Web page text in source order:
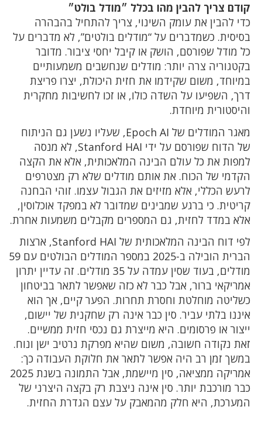
קודם צריך להבין מהו בכלל ״מודל בולט״
כדי להבין את עומק השינוי, צריך להתחיל בהבהרה
בסיסית. כשמדברים על “מודלים בולטים”, לא מדברים על
כל מודל שפורסם, הושק או קיבל יחסי ציבור. מדובר
בקטגוריה צרה יותר: מודלים שנחשבים משמעותיים
במיוחד, משום שקידמו את חזית היכולת, יצרו פריצת
דרך, השפיעו על השדה כולו, או זכו לחשיבות מחקרית
והיסטורית מיוחדת.
מאגר המודלים של Epoch AI, שעליו נשען גם הניתוח
של הדוח שפורסם על ידי Stanford HAI, לא מנסה
למפות את כל עולם הבינה המלאכותית, אלא את הקצה
הקדמי של הכוח. את אותם מודלים שלא רק מצטרפים
לרעש הכללי, אלא מזיזים את הגבול עצמו. זוהי הבחנה
קריטית. כי ברגע שמבינים שמדובר לא במפקד אוכלוסין,
אלא במדד לחזית, גם המספרים מקבלים משמעות אחרת.
לפי דוח הבינה המלאכותית של Stanford HAI, ארצות
הברית הובילה ב-2025 במספר המודלים הבולטים עם 59
מודלים, בעוד שסין עמדה על 35 מודלים. זה עדיין יתרון
אמריקאי ברור, אבל כבר לא כזה שאפשר לתאר בביטחון
כשליטה מוחלטת וחסרת תחרות. הפער קיים, אך הוא
איננו בלתי עביר. סין כבר אינה רק שחקנית של יישום,
ייצור או פרסומים. היא מייצרת גם נכסי חזית ממשיים.
זאת נקודה חשובה, משום שהיא מפרקת נרטיב ישן ונוח.
במשך זמן רב היה אפשר לתאר את חלוקת העבודה כך:
אמריקה ממציאה, סין מיישמת, אבל התמונה בשנת 2025
כבר מורכבת יותר. סין אינה ניצבת רק בקצה היצרני של
המערכת, היא חלק מהמאבק על עצם הגדרת החזית.